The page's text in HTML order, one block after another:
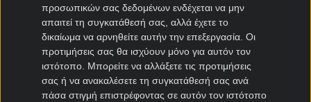
προσωπικών σας δεδομένων ενδέχεται να μην
απαιτεί τη συγκατάθεσή σας, αλλά έχετε το
δικαίωμα να αρνηθείτε αυτήν την επεξεργασία. Οι
προτιμήσεις σας θα ισχύουν μόνο για αυτόν τον
ιστότοπο. Μπορείτε να αλλάξετε τις προτιμήσεις
σας ή να ανακαλέσετε τη συγκατάθεσή σας ανά
πάσα στιγμή επιστρέφοντας σε αυτόν τον ιστότοπο
Λυών μεταγραφές
Μεταγραφές Super League 2
Ηρακλής μεταγραφές
ΠΑΣ Γιάννινα μεταγραφές